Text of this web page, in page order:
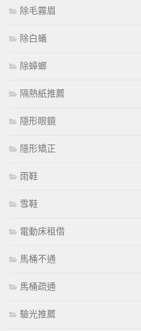
除毛霧眉
除白蟻
除蟑螂
隔熱紙推薦
隱形眼鏡
隱形矯正
雨鞋
雪鞋
電動床租借
馬桶不通
馬桶疏通
驗光推薦